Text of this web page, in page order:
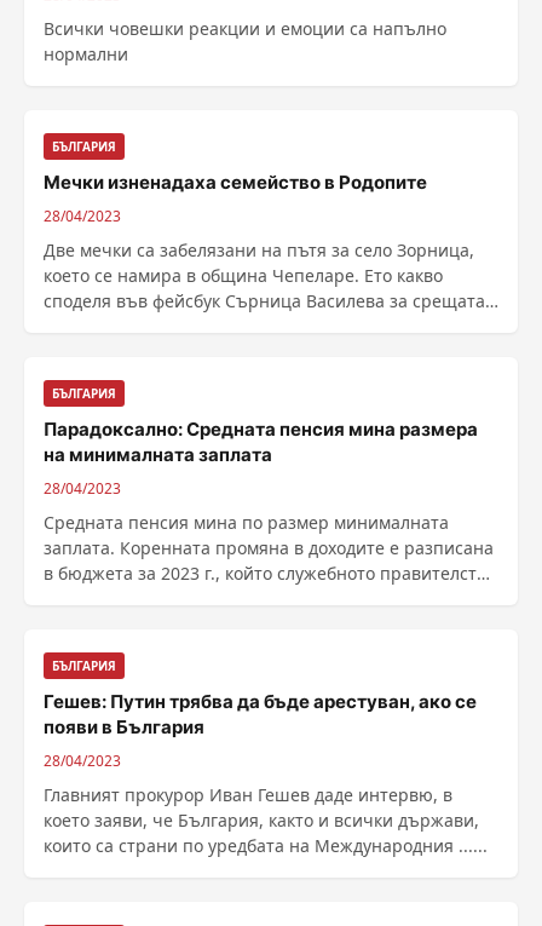
Всички човешки реакции и емоции са напълно
нормални
БЪЛГАРИЯ
Мечки изненадаха семейство в Родопите
28/04/2023
Две мечки са забелязани на пътя за село Зорница,
което се намира в община Чепеларе. Ето какво
споделя във фейсбук Сърница Василева за срещата
БЪЛГАРИЯ
Парадоксално: Средната пенсия мина размера
на минималната заплата
28/04/2023
Средната пенсия мина по размер минималната
заплата. Коренната промяна в доходите е разписана
в бюджета за 2023 г., който служебното правителство
БЪЛГАРИЯ
Гешев: Путин трябва да бъде арестуван, ако се
появи в България
28/04/2023
Главният прокурор Иван Гешев даде интервю, в
което заяви, че България, както и всички държави,
които са страни по уредбата на Международния ......